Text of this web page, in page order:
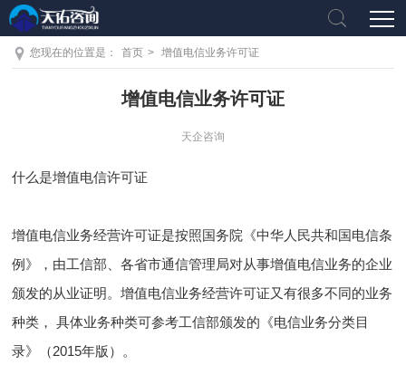
您现在的位置是： 首页 > 增值电信业务许可证
增值电信业务许可证
天企咨询
什么是增值电信许可证
增值电信业务经营许可证是按照国务院《中华人民共和国电信条
例》，由工信部、各省市通信管理局对从事增值电信业务的企业
颁发的从业证明。增值电信业务经营许可证又有很多不同的业务
种类， 具体业务种类可参考工信部颁发的《电信业务分类目
录》（2015年版）。